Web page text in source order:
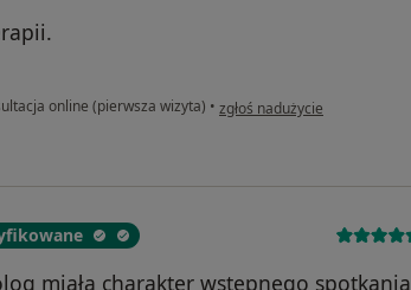
online (pierwsza wizyta) • w opinii użytkownika D.
zgłoś nadużycie
miała charakter wstępnego spotkania